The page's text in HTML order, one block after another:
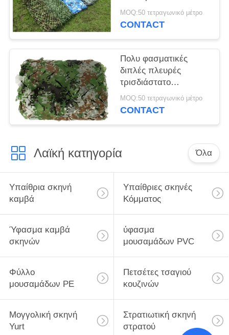
στρατιωτική - υλικό
πολυεστέρα
MOQ:50 τετραγωνικό μέτρο
CONTACT
Πολυ φασματικές
διπλές πλευρές
τρισδιάστατο
στρατιωτικό Camo που
πιάνουν το
MOQ:50 τετραγωνικό μέτρο
CONTACT
Λαϊκή κατηγορία Όλα
Υπαίθρια σκηνή
καμβά
Υπαίθριες σκηνές
Κόμματος
Ύφασμα καμβά
σκηνών
ύφασμα
μουσαμάδων PVC
Φύλλο
μουσαμάδων PE
Πετσέτες τσαγιού
κουζινών
Μογγολική σκηνή
Yurt
Στρατιωτική σκηνή
στρατού